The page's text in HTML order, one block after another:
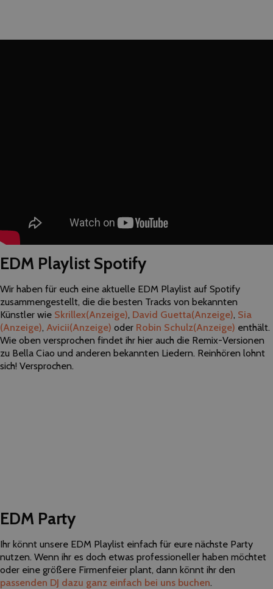
EDM Playlist Spotify
Wir haben für euch eine aktuelle EDM Playlist auf Spotify
zusammengestellt, die die besten Tracks von bekannten
Künstler wie Skrillex(Anzeige), David Guetta(Anzeige), Sia
(Anzeige), Avicii(Anzeige) oder Robin Schulz(Anzeige) enthält.
Wie oben versprochen findet ihr hier auch die Remix-Versionen
zu Bella Ciao und anderen bekannten Liedern. Reinhören lohnt
sich! Versprochen.
EDM Party
Ihr könnt unsere EDM Playlist einfach für eure nächste Party
nutzen. Wenn ihr es doch etwas professioneller haben möchtet
oder eine größere Firmenfeier plant, dann könnt ihr den
passenden DJ dazu ganz einfach bei uns buchen.